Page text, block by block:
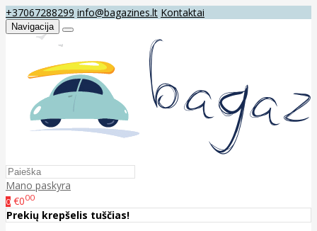
+37067288299 info@bagazines.lt Kontaktai
Navigacija
Mano paskyra
0 €000
Prekių krepšelis tuščias!